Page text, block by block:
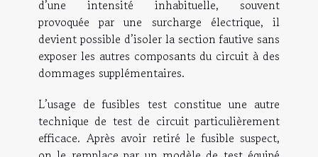
d’une intensité inhabituelle, souvent
provoquée par une surcharge électrique, il
devient possible d’isoler la section fautive sans
exposer les autres composants du circuit à des
dommages supplémentaires.
L’usage de fusibles test constitue une autre
technique de test de circuit particulièrement
efficace. Après avoir retiré le fusible suspect,